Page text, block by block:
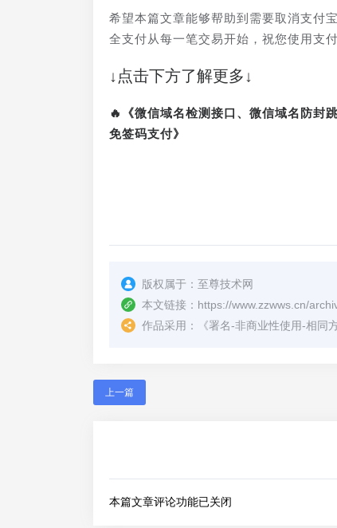
希望本篇文章能够帮助到需要取消支付
全支付从每一笔交易开始，祝您使用支
↓点击下方了解更多↓
🔥《微信域名检测接口、微信域名防封
免签码支付》
版权属于： 至尊技术网
本文链接： https://www.zzwws.cn/
作品采用：
《署名-非商业性使用-相同
上一篇
本篇文章评论功能已关闭